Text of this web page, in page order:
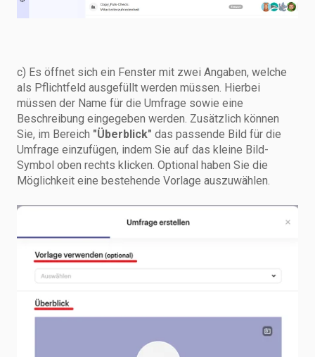
c) Es öffnet sich ein Fenster mit zwei Angaben, welche
als Pflichtfeld ausgefüllt werden müssen. Hierbei
müssen der Name für die Umfrage sowie eine
Beschreibung eingegeben werden. Zusätzlich können
Sie, im Bereich "Überblick" das passende Bild für die
Umfrage einzufügen, indem Sie auf das kleine Bild-
Symbol oben rechts klicken. Optional haben Sie die
Möglichkeit eine bestehende Vorlage auszuwählen.